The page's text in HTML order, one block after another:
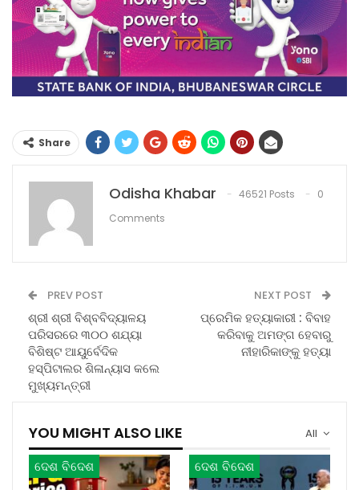
Share
Odisha Khabar 46521 Posts
0
Comments
PREV POST
ଶ୍ରୀ ଶ୍ରୀ ବିଶ୍ବବିଦ୍ୟାଳୟ
ପରିସରରେ ୩୦୦ ଶଯ୍ୟା
ବିଶିଷ୍ଟ ଆୟୁର୍ବେଦିକ
ହସ୍ପିଟାଲର ଶିଳାନ୍ୟାସ କଲେ
ମୁଖ୍ୟମନ୍ତ୍ରୀ
NEXT POST
ପ୍ରେମିକ ହତ୍ୟାକାରୀ : ବିବାହ
କରିବାକୁ ଅମଙ୍ଗ ହେବାରୁ
ନୀହାରିକାଙ୍କୁ ହତ୍ୟା
All
YOU MIGHT ALSO LIKE
ଦେଶ ବିଦେଶ ଦେଶ ବିଦେଶ